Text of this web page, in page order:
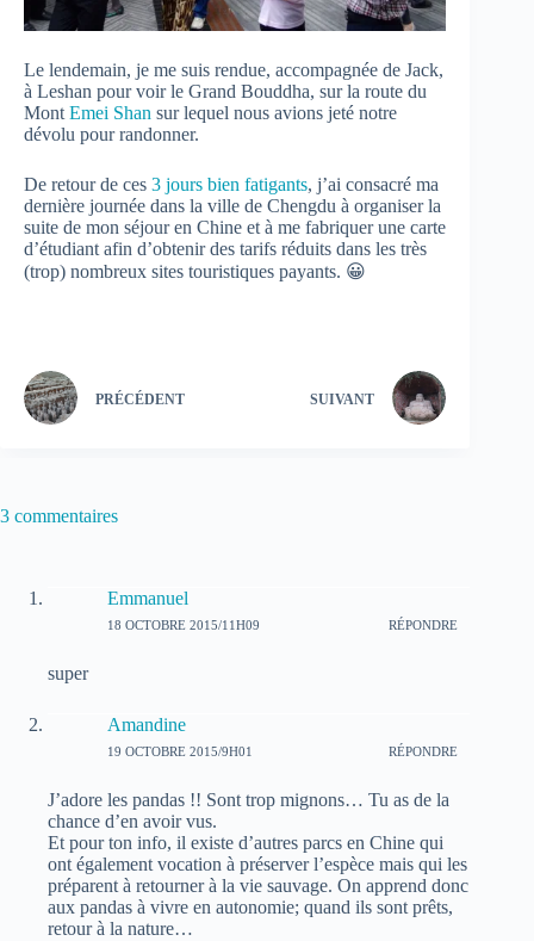
Le lendemain, je me suis rendue, accompagnée de Jack,
à Leshan pour voir le Grand Bouddha, sur la route du
MontEmei Shan sur lequel nous avions jeté notre
dévolu pour randonner.
De retour de ces 3 jours bien fatigants, j’ai consacré ma
dernière journée dans la ville de Chengdu à organiser la
suite de mon séjour en Chine et à me fabriquer une carte
d’étudiant afin d’obtenir des tarifs réduits dans les très
(trop) nombreux sites touristiques payants. 😀
PRÉCÉDENT SUIVANT
3 commentaires
Emmanuel
18 OCTOBRE 2015/11H09 RÉPONDRE
super
Amandine
19 OCTOBRE 2015/9H01 RÉPONDRE
J’adore les pandas !! Sont trop mignons… Tu as de la
chance d’en avoir vus.
Et pour ton info, il existe d’autres parcs en Chine qui
ont également vocation à préserver l’espèce mais qui les
préparent à retourner à la vie sauvage. On apprend donc
aux pandas à vivre en autonomie; quand ils sont prêts,
retour à la nature…